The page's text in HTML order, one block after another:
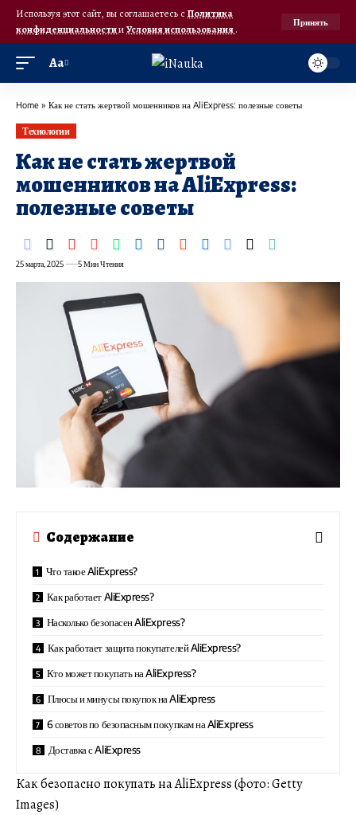
Используя этот сайт, вы соглашаетесь с Политика
конфиденциальностииУсловия использования.
Принять
Аа
Home » Как не стать жертвой мошенников на AliExpress: полезные советы
Технологии
Как не стать жертвой
мошенников на AliExpress:
полезные советы
25 марта, 2025 5 Мин Чтения
Содержание
Что такое AliExpress?
Как работает AliExpress?
Насколько безопасен AliExpress?
Как работает защита покупателей AliExpress?
Кто может покупать на AliExpress?
Плюсы и минусы покупок на AliExpress
6 советов по безопасным покупкам на AliExpress
Доставка с AliExpress
Как безопасно покупать на AliExpress (фото: Getty
Images)